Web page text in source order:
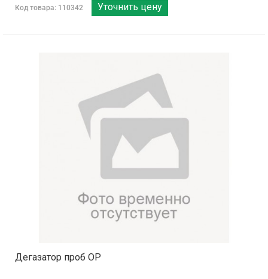
Код товара: 110342 Уточнить цену
Дегазатор проб OP